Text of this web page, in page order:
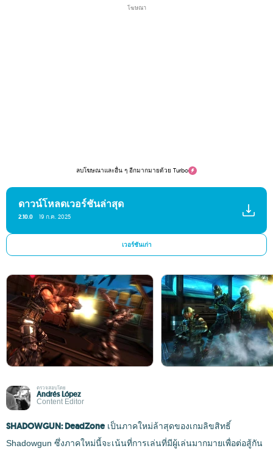
โฆษณา
ลบโฆษณาและอื่น ๆ อีกมากมายด้วย Turbo
ดาวน์โหลดเวอร์ชันล่าสุด
2.10.0 19 ก.ค. 2025
เวอร์ชันเก่า
ตรวจสอบโดย
Andrés López
Content Editor
SHADOWGUN: DeadZone เป็นภาคใหม่ล้าสุดของเกมลิขสิทธิ์
Shadowgun ซึ่งภาคใหม่นี้จะเน้นที่การเล่นที่มีผู้เล่นมากมายเพื่อต่อสู้กัน